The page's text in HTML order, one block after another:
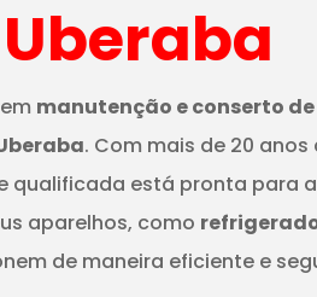
manutenção e conserto de
. Com mais de 20 anos
qualificada está pronta para
aparelhos, como
de maneira eficiente e